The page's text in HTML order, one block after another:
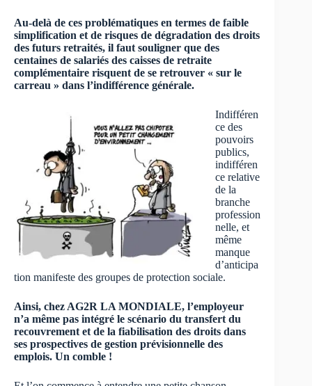
Au-delà de ces problématiques en termes de faible
simplification et de risques de dégradation des droits
des futurs retraités, il faut souligner que des
centaines de salariés des caisses de retraite
complémentaire risquent de se retrouver « sur le
carreau » dans l’indifférence générale.
Indifféren
ce des
pouvoirs
publics,
indifféren
ce relative
de la
branche
profession
nelle, et
même
manque
d’anticipa
tion manifeste des groupes de protection sociale.
Ainsi, chez AG2R LA MONDIALE, l’employeur
n’a même pas intégré le scénario du transfert du
recouvrement et de la fiabilisation des droits dans
ses prospectives de gestion prévisionnelle des
emplois. Un comble !